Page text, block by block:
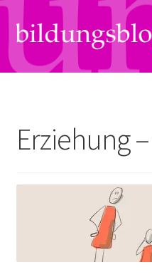
Zur
Navigation
springen
Zum
Inhalt
springen
Über uns
Links
Kontakt
Bildungsreport
Erziehung